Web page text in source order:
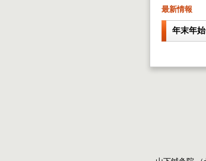
最新情報
年末年